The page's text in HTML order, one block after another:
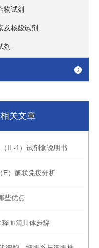
物试剂
及核酸试剂
剂
相关文章
IL-1）试剂盒说明书
E）酶联免疫分析
些优点
释血清具体步骤